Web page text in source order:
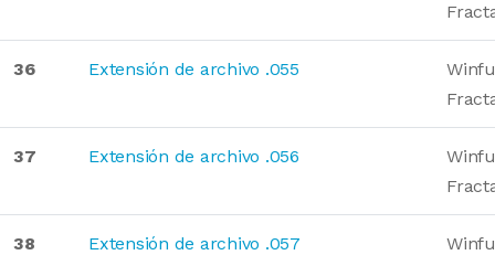
36 Extensión de archivo .055
37 Extensión de archivo .056
38 Extensión de archivo .057